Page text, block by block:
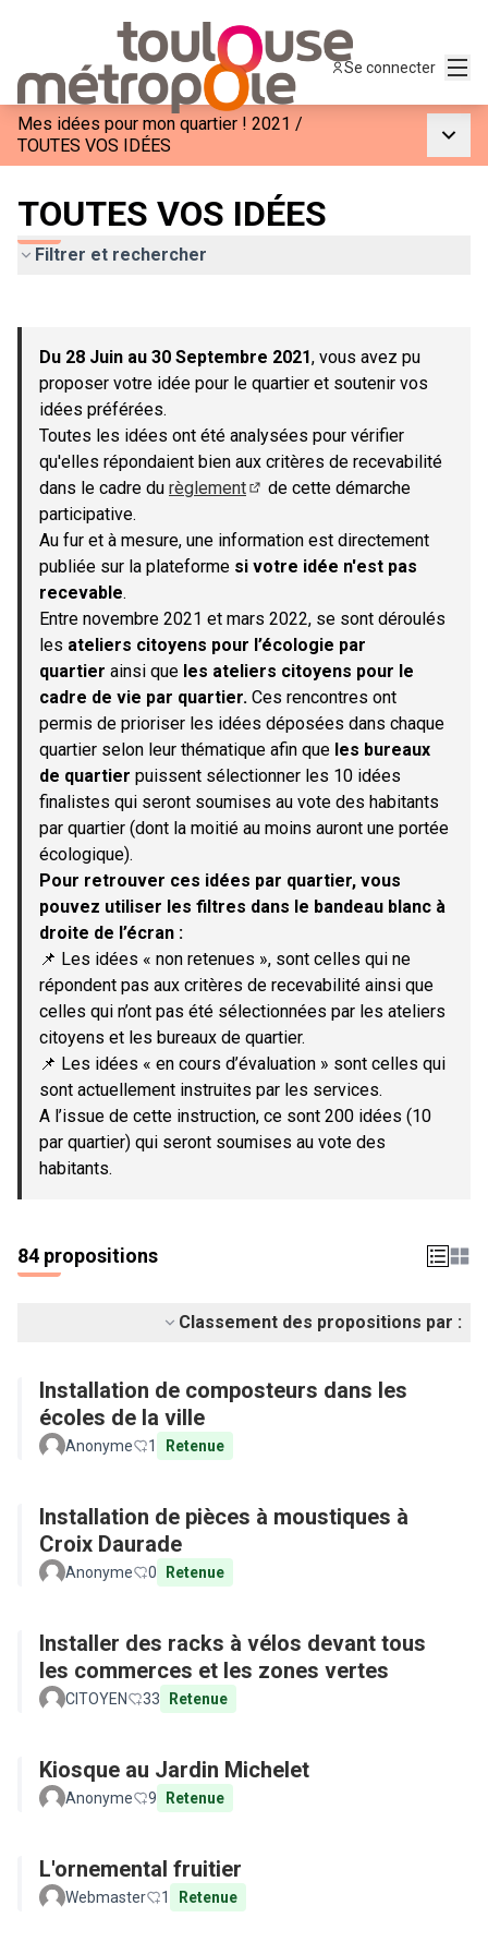
Se connecter
Mes idées pour mon quartier ! 2021 /
TOUTES VOS IDÉES
TOUTES VOS IDÉES
Filtrer et rechercher
−
Du 28 Juin au 30 Septembre 2021, vous avez pu
proposer votre idée pour le quartier et soutenir vos
idées préférées.
Toutes les idées ont été analysées pour vérifier
qu'elles répondaient bien aux critères de recevabilité
dans le cadre du règlement
de cette démarche
participative.
Au fur et à mesure, une information est directement
publiée sur la plateforme si votre idée n'est pas
recevable.
Entre novembre 2021 et mars 2022, se sont déroulés
les ateliers citoyens pour l’écologie par
quartier ainsi que les ateliers citoyens pour le
cadre de vie par quartier. Ces rencontres ont
permis de prioriser les idées déposées dans chaque
quartier selon leur thématique afin que les bureaux
de quartier puissent sélectionner les 10 idées
finalistes qui seront soumises au vote des habitants
par quartier (dont la moitié au moins auront une portée
écologique).
Pour retrouver ces idées par quartier, vous
pouvez utiliser les filtres dans le bandeau blanc à
droite de l’écran :
📌 Les idées « non retenues », sont celles qui ne
répondent pas aux critères de recevabilité ainsi que
celles qui n’ont pas été sélectionnées par les ateliers
citoyens et les bureaux de quartier.
📌 Les idées « en cours d’évaluation » sont celles qui
sont actuellement instruites par les services.
A l’issue de cette instruction, ce sont 200 idées (10
par quartier) qui seront soumises au vote des
habitants.
84 propositions
Classement des propositions par :
Installation de composteurs dans les
écoles de la ville
Anonyme 1 Retenue
Installation de pièces à moustiques à
Croix Daurade
Anonyme 0 Retenue
Installer des racks à vélos devant tous
les commerces et les zones vertes
CITOYEN 33 Retenue
Kiosque au Jardin Michelet
Anonyme 9 Retenue
L'ornemental fruitier
Webmaster 1 Retenue